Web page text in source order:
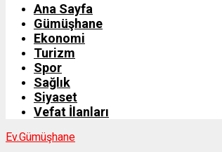
Ana Sayfa
Gümüşhane
Ekonomi
Turizm
Spor
Sağlık
Siyaset
Vefat İlanları
Ev.Gümüşhane